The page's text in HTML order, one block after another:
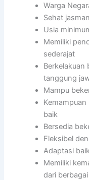
Warga
Sehat
Usia
Memiliki
sederajat
Berkelakuan
tanggung
Mampu
baik
Bersedia
Fleksibel
Adaptasi
Memiliki
dari